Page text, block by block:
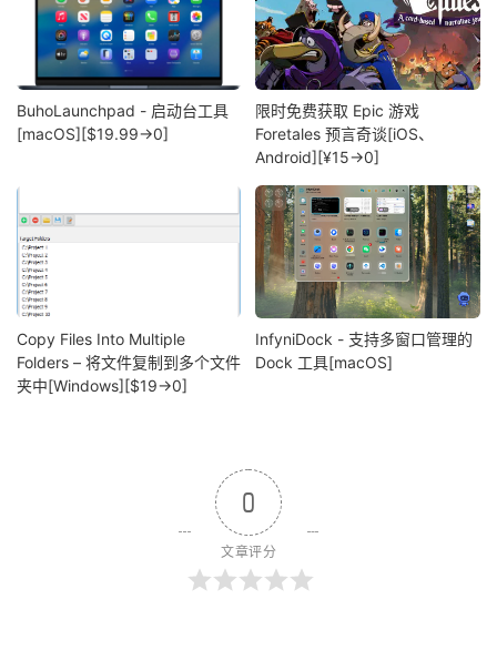
BuhoLaunchpad - 启动台工具
[macOS][$19.99→0]
限时免费获取 Epic 游戏
Foretales 预言奇谈[iOS、
Android][¥15→0]
Copy Files Into Multiple
Folders – 将文件复制到多个文件
夹中[Windows][$19→0]
InfyniDock - 支持多窗口管理的
Dock 工具[macOS]
0
文章评分